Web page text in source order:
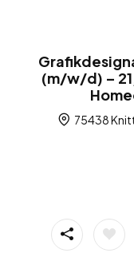
(m/w/d) –
75438